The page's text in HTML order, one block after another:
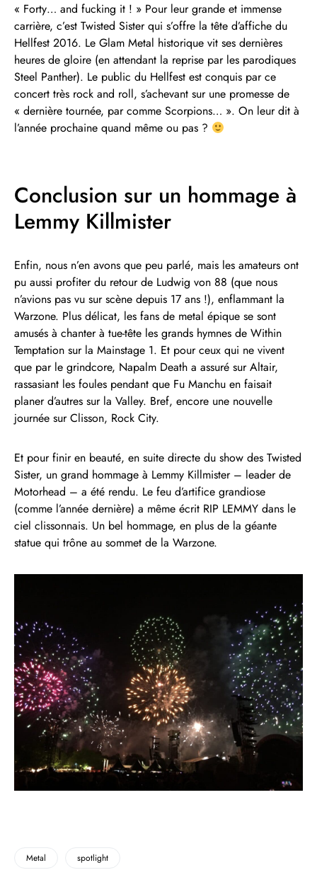
« Forty… and fucking it ! » Pour leur grande et immense
carrière, c’est Twisted Sister qui s’offre la tête d’affiche du
Hellfest 2016. Le Glam Metal historique vit ses dernières
heures de gloire (en attendant la reprise par les parodiques
Steel Panther). Le public du Hellfest est conquis par ce
concert très rock and roll, s’achevant sur une promesse de
« dernière tournée, par comme Scorpions… ». On leur dit à
l’année prochaine quand même ou pas ?
Conclusion sur un hommage à
Lemmy Killmister
Enfin, nous n’en avons que peu parlé, mais les amateurs ont
pu aussi profiter du retour de Ludwig von 88 (que nous
n’avions pas vu sur scène depuis 17 ans !), enflammant la
Warzone. Plus délicat, les fans de metal épique se sont
amusés à chanter à tue-tête les grands hymnes de Within
Temptation sur la Mainstage 1. Et pour ceux qui ne vivent
que par le grindcore, Napalm Death a assuré sur Altair,
rassasiant les foules pendant que Fu Manchu en faisait
planer d’autres sur la Valley. Bref, encore une nouvelle
journée sur Clisson, Rock City.
Et pour finir en beauté, en suite directe du show des Twisted
Sister, un grand hommage à Lemmy Killmister – leader de
Motorhead – a été rendu. Le feu d’artifice grandiose
(comme l’année dernière) a même écrit RIP LEMMY dans le
ciel clissonnais. Un bel hommage, en plus de la géante
statue qui trône au sommet de la Warzone.
Metal spotlight